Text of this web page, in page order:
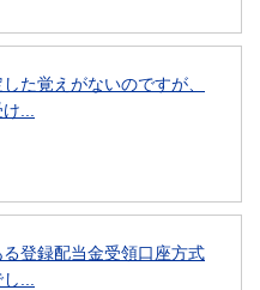
た覚えがないのですが、
...
る登録配当金受領口座方式
...